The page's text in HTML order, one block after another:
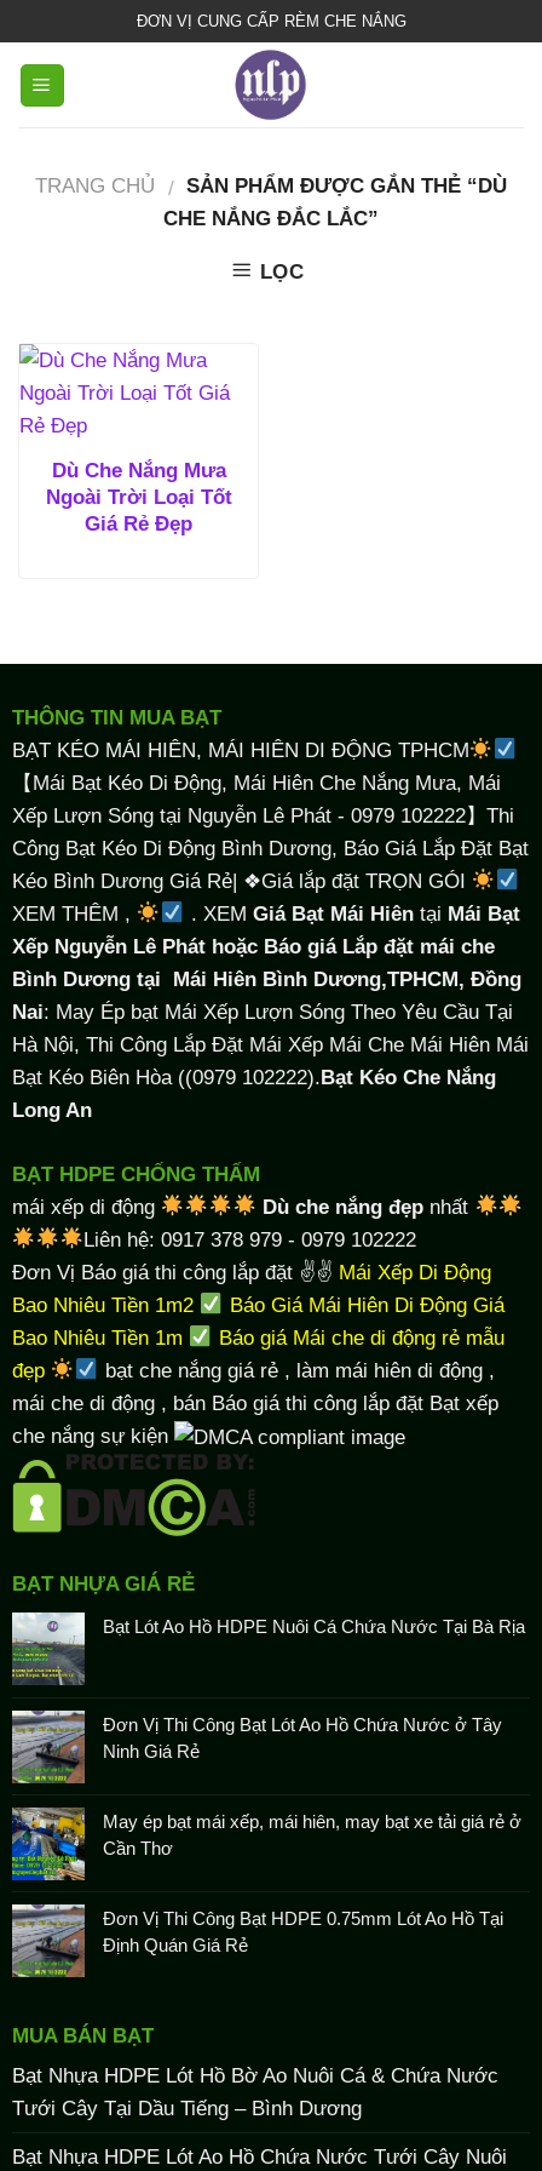
che
nắng
mưa
ĐƠN VỊ CUNG CẤP RÈM CHE NẮNG
TRANG CHỦ / SẢN PHẨM ĐƯỢC GẮN THẺ “DÙ
CHE NẮNG ĐẮC LẮC”
LỌC
Dù Che Nắng Mưa
Ngoài Trời Loại Tốt
Giá Rẻ Đẹp
THÔNG TIN MUA BẠT
BẠT KÉO MÁI HIÊN, MÁI HIÊN DI ĐỘNG TPHCM
【Mái Bạt Kéo Di Động, Mái Hiên Che Nắng Mưa, Mái
Xếp Lượn Sóng tại Nguyễn Lê Phát - 0979 102222】Thi
Công Bạt Kéo Di Động Bình Dương, Báo Giá Lắp Đặt Bạt
Kéo Bình Dương Giá Rẻ| ❖Giá lắp đặt TRỌN GÓI
XEM THÊM ,
. XEM Giá Bạt Mái Hiêntại Mái Bạt
Xếp Nguyễn Lê Phát hoặc Báo giá Lắp đặt mái che
Bình Dương tại Mái Hiên Bình Dương,TPHCM, Đồng
Nai: May Ép bạt Mái Xếp Lượn Sóng Theo Yêu Cầu Tại
Hà Nội, Thi Công Lắp Đặt Mái Xếp Mái Che Mái Hiên Mái
Bạt Kéo Biên Hòa ((0979 102222).Bạt Kéo Che Nắng
Long An
BẠT HDPE CHỐNG THẤM
mái xếp di động Dù che nắng đẹp nhất
Liên hệ: 0917 378 979 - 0979 102222
Đơn Vị Báo giá thi công lắp đặt ✌✌ Mái Xếp Di Động
Bao Nhiêu Tiền 1m2
Báo Giá Mái Hiên Di Động Giá
Bao Nhiêu Tiền 1m
Báo giá Mái che di động rẻ mẫu
đẹp
bạt che nắng giá rẻ, làm mái hiên di động,
mái che di động , bán Báo giá thi công lắp đặt Bạt xếp
che nắng sự kiện
BẠT NHỰA GIÁ RẺ
Bạt Lót Ao Hồ HDPE Nuôi Cá Chứa Nước Tại Bà Rịa
Đơn Vị Thi Công Bạt Lót Ao Hồ Chứa Nước ở Tây
Ninh Giá Rẻ
May ép bạt mái xếp, mái hiên, may bạt xe tải giá rẻ ở
Cần Thơ
Đơn Vị Thi Công Bạt HDPE 0.75mm Lót Ao Hồ Tại
Định Quán Giá Rẻ
MUA BÁN BẠT
Bạt Nhựa HDPE Lót Hồ Bờ Ao Nuôi Cá & Chứa Nước
Tưới Cây Tại Dầu Tiếng – Bình Dương
Bạt Nhựa HDPE Lót Ao Hồ Chứa Nước Tưới Cây Nuôi